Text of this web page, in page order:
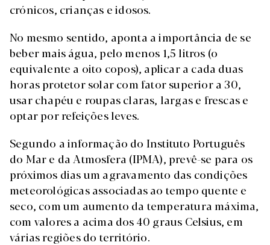
crónicos, crianças e idosos.
No mesmo sentido, aponta a importância de se
beber mais água, pelo menos 1,5 litros (o
equivalente a oito copos), aplicar a cada duas
horas protetor solar com fator superior a 30,
usar chapéu e roupas claras, largas e frescas e
optar por refeições leves.
Segundo a informação do Instituto Português
do Mar e da Atmosfera (IPMA), prevê-se para os
próximos dias um agravamento das condições
meteorológicas associadas ao tempo quente e
seco, com um aumento da temperatura máxima,
com valores a acima dos 40 graus Celsius, em
várias regiões do território.